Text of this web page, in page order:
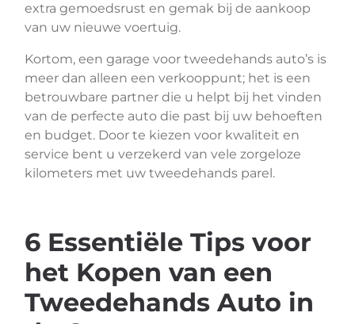
extra gemoedsrust en gemak bij de aankoop
van uw nieuwe voertuig.
Kortom, een garage voor tweedehands auto’s is
meer dan alleen een verkooppunt; het is een
betrouwbare partner die u helpt bij het vinden
van de perfecte auto die past bij uw behoeften
en budget. Door te kiezen voor kwaliteit en
service bent u verzekerd van vele zorgeloze
kilometers met uw tweedehands parel.
6 Essentiële Tips voor
het Kopen van een
Tweedehands Auto in